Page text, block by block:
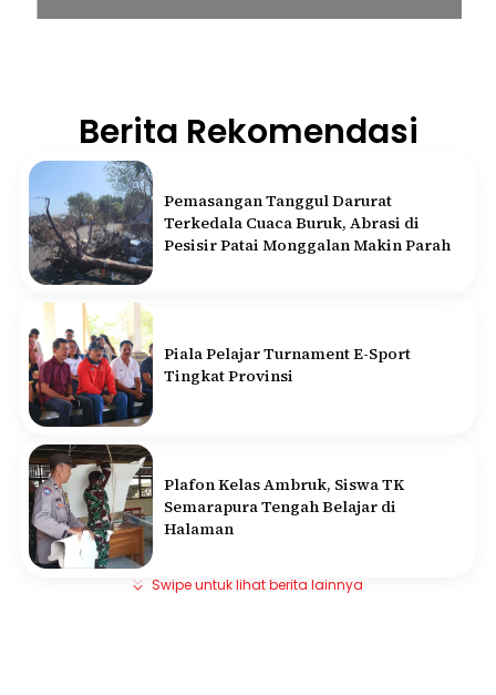
Berita Rekomendasi
Pemasangan Tanggul Darurat
Terkedala Cuaca Buruk, Abrasi di
Pesisir Patai Monggalan Makin Parah
Piala Pelajar Turnament E-Sport
Tingkat Provinsi
Plafon Kelas Ambruk, Siswa TK
Semarapura Tengah Belajar di
Halaman
Swipe untuk lihat berita lainnya